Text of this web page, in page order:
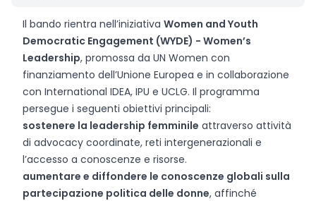
Il bando rientra nell’iniziativa Women and Youth
Democratic Engagement (WYDE) - Women’s
Leadership, promossa da UN Women con
finanziamento dell’Unione Europea e in collaborazione
con International IDEA, IPU e UCLG. Il programma
persegue i seguenti obiettivi principali:
sostenere la leadership femminile attraverso attività
di advocacy coordinate, reti intergenerazionali e
l’accesso a conoscenze e risorse.
aumentare e diffondere le conoscenze globali sulla
partecipazione politica delle donne, affinché